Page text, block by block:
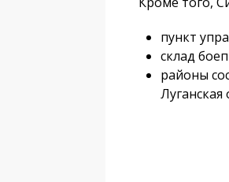
пункт
склад
районы